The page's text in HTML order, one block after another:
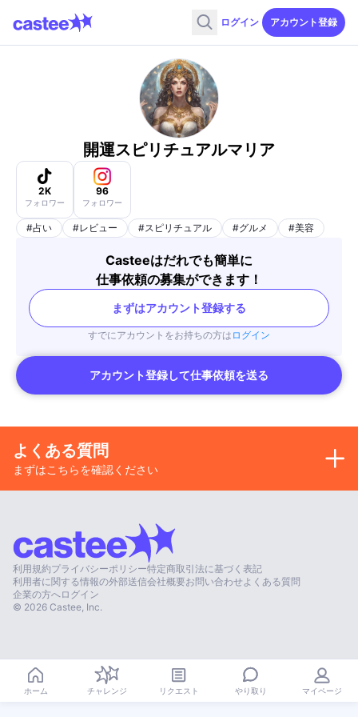
ログイン アカウント登録
開運スピリチュアルマリア
2K
フォロワー
96
フォロワー
#占い #レビュー #スピリチュアル #グルメ #美容
Casteeはだれでも簡単に
仕事依頼の募集ができます！
まずはアカウント登録する
すでにアカウントをお持ちの方は ログイン
アカウント登録して仕事依頼を送る
よくある質問
まずはこちらを確認ください
利用規約プライバシーポリシー特定商取引法に基づく表記
利用者に関する情報の外部送信会社概要お問い合わせ よくある質問
企業の方へログイン
© 2026 Castee, Inc.
ホーム チャレンジ リクエスト やり取り マイページ